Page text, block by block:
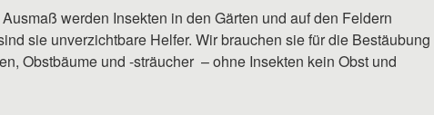
werden Insekten in den Gärten und auf den Feldern
sie unverzichtbare Helfer. Wir brauchen sie für die Bestäubung
Obstbäume und -sträucher – ohne Insekten kein Obst und